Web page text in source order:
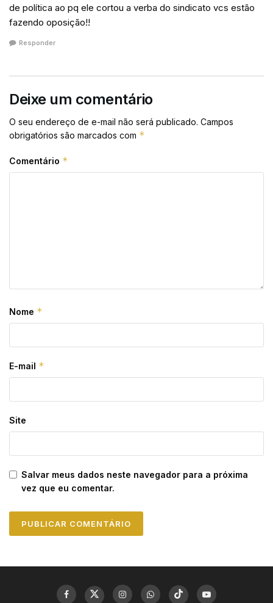
de política ao pq ele cortou a verba do sindicato vcs estão
fazendo oposição!!
Responder
Deixe um comentário
O seu endereço de e-mail não será publicado. Campos
obrigatórios são marcados com *
Comentário *
Nome *
E-mail *
Site
Salvar meus dados neste navegador para a próxima
vez que eu comentar.